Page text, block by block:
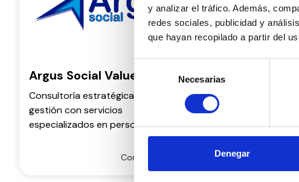
y analizar el tráfico. Además,
redes sociales, publicidad y
que hayan recopilado a partir del
de
consentimiento
Necesarias
Denegar
Argus Social Value
Consultoría estratégica y de
gestión con servicios
especializados en personas con
Conoce más
Corominas
Asesores y
Bufete
especializado
contingencias
el devenir
personas.